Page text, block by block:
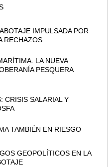
IMPULSADA POR
RECHAZOS
LA NUEVA
PESQUERA
CRISIS SALARIAL Y
TAMBIÉN EN RIESGO
GEOPOLÍTICOS EN LA